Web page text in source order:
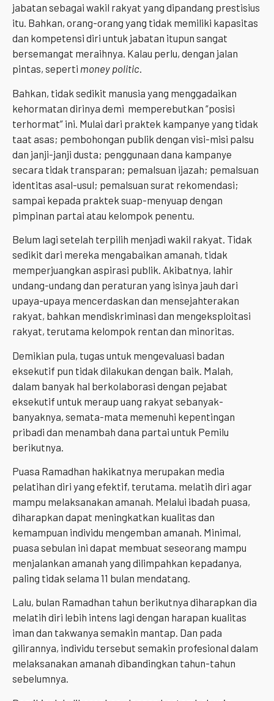
jabatan sebagai wakil rakyat yang dipandang prestisius
itu. Bahkan, orang-orang yang tidak memiliki kapasitas
dan kompetensi diri untuk jabatan itupun sangat
bersemangat meraihnya. Kalau perlu, dengan jalan
pintas, seperti money politic.
Bahkan, tidak sedikit manusia yang menggadaikan
kehormatan dirinya demi memperebutkan “posisi
terhormat” ini. Mulai dari praktek kampanye yang tidak
taat asas; pembohongan publik dengan visi-misi palsu
dan janji-janji dusta; penggunaan dana kampanye
secara tidak transparan; pemalsuan ijazah; pemalsuan
identitas asal-usul; pemalsuan surat rekomendasi;
sampai kepada praktek suap-menyuap dengan
pimpinan partai atau kelompok penentu.
Belum lagi setelah terpilih menjadi wakil rakyat. Tidak
sedikit dari mereka mengabaikan amanah, tidak
memperjuangkan aspirasi publik. Akibatnya, lahir
undang-undang dan peraturan yang isinya jauh dari
upaya-upaya mencerdaskan dan mensejahterakan
rakyat, bahkan mendiskriminasi dan mengeksploitasi
rakyat, terutama kelompok rentan dan minoritas.
Demikian pula, tugas untuk mengevaluasi badan
eksekutif pun tidak dilakukan dengan baik. Malah,
dalam banyak hal berkolaborasi dengan pejabat
eksekutif untuk meraup uang rakyat sebanyak-
banyaknya, semata-mata memenuhi kepentingan
pribadi dan menambah dana partai untuk Pemilu
berikutnya.
Puasa Ramadhan hakikatnya merupakan media
pelatihan diri yang efektif, terutama. melatih diri agar
mampu melaksanakan amanah. Melalui ibadah puasa,
diharapkan dapat meningkatkan kualitas dan
kemampuan individu mengemban amanah. Minimal,
puasa sebulan ini dapat membuat seseorang mampu
menjalankan amanah yang dilimpahkan kepadanya,
paling tidak selama 11 bulan mendatang.
Lalu, bulan Ramadhan tahun berikutnya diharapkan dia
melatih diri lebih intens lagi dengan harapan kualitas
iman dan takwanya semakin mantap. Dan pada
gilirannya, individu tersebut semakin profesional dalam
melaksanakan amanah dibandingkan tahun-tahun
sebelumnya.